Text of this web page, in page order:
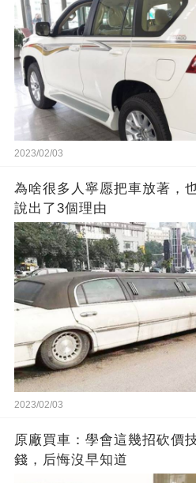
2023/02/03
為啥很多人寧愿把車放著，
說出了3個理由
2023/02/03
原廠買車：學會這幾招砍價
錢，后悔沒早知道